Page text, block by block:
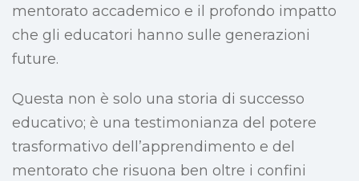
mentorato accademico e il profondo impatto
che gli educatori hanno sulle generazioni
future.
Questa non è solo una storia di successo
educativo; è una testimonianza del potere
trasformativo dell’apprendimento e del
mentorato che risuona ben oltre i confini